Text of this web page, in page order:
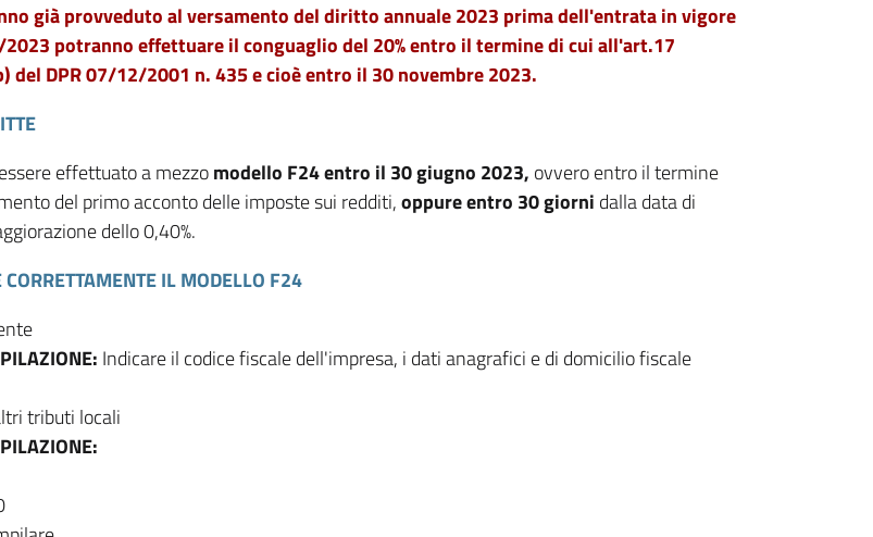
già provveduto al versamento del diritto annuale 2023 prima dell'entrata in vigore
potranno effettuare il conguaglio del 20% entro il termine di cui all'art.17
del DPR 07/12/2001 n. 435 e cioè entro il 30 novembre 2023.
effettuato a mezzomodello F24 entro il 30 giugno 2023, ovvero entro il termine
del primo acconto delle imposte sui redditi,oppure entro 30 giorni dalla data di
dello 0,40%.
IL MODELLO F24
Indicare il codice fiscale dell'impresa, i dati anagrafici e di domicilio fiscale
tributi locali